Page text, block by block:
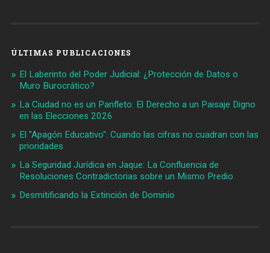
ÚLTIMAS PUBLICACIONES
El Laberinto del Poder Judicial: ¿Protección de Datos o
Muro Burocrático?
La Ciudad no es un Panfleto: El Derecho a un Paisaje Digno
en las Elecciones 2026
El "Apagón Educativo": Cuando las cifras no cuadran con las
prioridades
La Seguridad Jurídica en Jaque: La Confluencia de
Resoluciones Contradictorias sobre un Mismo Predio
Desmitificando la Extinción de Dominio